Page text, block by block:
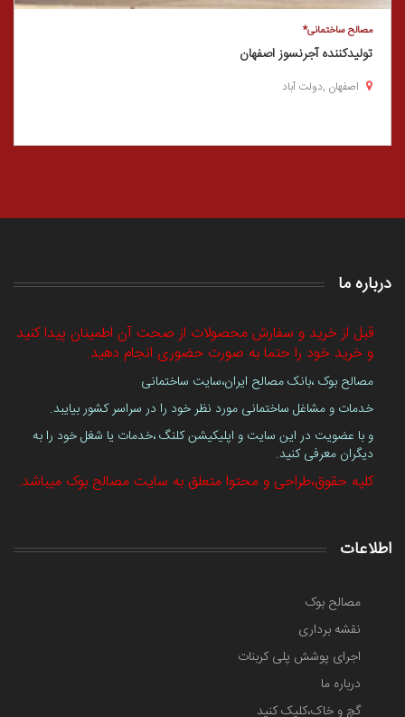
مصالح ساختمانی*
تولیدکننده آجرنسوز اصفهان
اصفهان ,دولت آباد
درباره ما
قبل از خرید و سفارش محصولات از صحت آن اطمینان پیدا کنید
و خرید خود را حتما به صورت حضوری انجام دهید.
مصالح بوک ،بانک مصالح ایران،سایت ساختمانی
خدمات و مشاغل ساختمانی مورد نظر خود را در سراسر کشور بیایبد.
و با عضویت در این سایت و اپلیکیشن کلنگ ،خدمات یا شغل خود را به
دیگران معرفی کنید.
کلیه حقوق،طراحی و محتوا متعلق به سایت مصالح بوک میباشد.
اطلاعات
مصالح بوک
نقشه برداری
اجرای پوشش پلی کربنات
درباره ما
گچ و خاک،کلیک کنید